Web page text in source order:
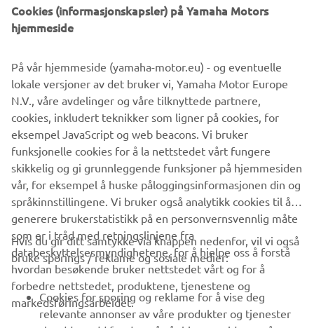
Informasjonen og/eller bildene på disse nettsidene kan
aldri brukes til kommersielle eller ikke-kommersielle
formål uten eksplisitt skriftlig samtykke fra Yamaha Motor
Europe N.V. og/eller Yamaha Motor Co., Ltd.
Kjør alltid på en trygg måte, og følg lokale lover og regler.
VIRKSOMHET
B2B
Cookies (informasjonskapsler) på Yamaha Motors
hjemmeside
På vår hjemmeside (yamaha-motor.eu) - og eventuelle
lokale versjoner av det bruker vi, Yamaha Motor Europe
N.V., våre avdelinger og våre tilknyttede partnere,
cookies, inkludert teknikker som ligner på cookies, for
eksempel JavaScript og web beacons. Vi bruker
funksjonelle cookies for å la nettstedet vårt fungere
skikkelig og gi grunnleggende funksjoner på hjemmesiden
vår, for eksempel å huske påloggingsinformasjonen din og
språkinnstillingene. Vi bruker også analytikk cookies til å
generere brukerstatistikk på en personvernsvennlig måte
som er i tråd med retningslinjene fra
databeskyttelsesmyndighetene, for å hjelpe oss å forstå
hvordan besøkende bruker nettstedet vårt og for å
forbedre nettstedet, produktene, tjenestene og
markedsføringsarbeidet.
Hvis du gir ditt samtykke via knappen nedenfor, vil vi også
bruke sporings / reklame og sosiale medier:
Cookies for sporing og reklame for å vise deg
relevante annonser av våre produkter og tjenester